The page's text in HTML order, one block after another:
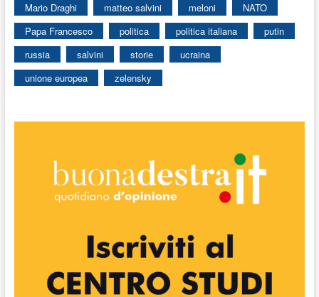
Mario Draghi
matteo salvini meloni
NATO
Papa Francesco
politica politica italiana
putin
russia
salvini storie
ucraina
unione europea
zelensky